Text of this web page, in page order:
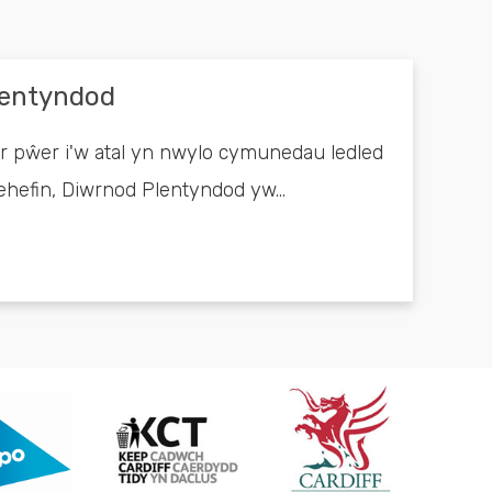
pŵer i'w atal yn nwylo cymunedau ledled
Diwrnod Plentyndod yw...